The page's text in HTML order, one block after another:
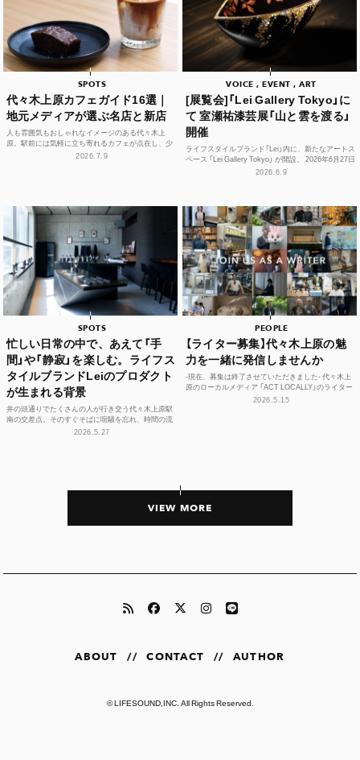
SPOTS
代々木上原カフェガイド16選｜
地元メディアが選ぶ名店と新店
人も雰囲気もおしゃれなイメージのある代々木上
原。駅前には気軽に立ち寄れるカフェが点在し、少
し歩けば、コーヒーやスイーツ、空間づくりにこだ
2026.7.9
VOICE , EVENT , ART
[展覧会]「Lei Gallery Tokyo」に
て 室瀬祐漆芸展「山と雲を渡る」
開催
ライフスタイルブランド「Lei」内に、新たなアートス
ペース 「Lei Gallery Tokyo」 が開設。 2026年6月27日
（土）から、初の企画展...2026.6.9
SPOTS
忙しい日常の中で、あえて「手
間」や「静寂」を楽しむ。ライフス
タイルブランドLeiのプロダクト
が生まれる背景
井の頭通りでたくさんの人が行き交う代々木上原駅
南の交差点。そのすぐそばに喧騒を忘れ、時間の流
れや感性をフラットに整えられる空間があります。
2026.5.27
PEOPLE
【ライター募集】代々木上原の魅
力を一緒に発信しませんか
-現在、募集は終了させていただきました- 代々木上
原のローカルメディア 「ACT LOCALLY」のライター
募集！ 世界中にある個性豊かな街に負けない魅...
2026.5.15
VIEW MORE
ABOUT // CONTACT // AUTHOR
©LIFESOUND,INC. All Rights Reserved.